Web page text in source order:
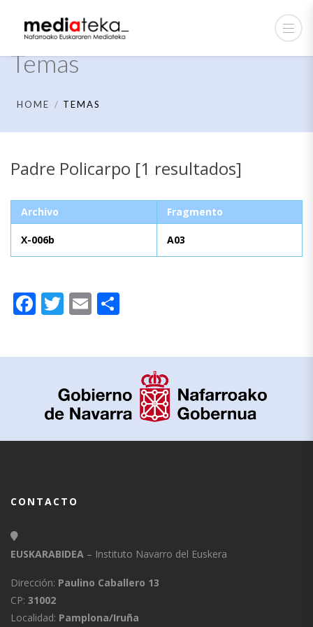
Temas
HOME TEMAS
Padre Policarpo [1 resultados]
Archivo Fragmento
X-006b A03
Facebook
Twitter
Email
CONTACTO
EUSKARABIDEA – Instituto Navarro del Euskera
Dirección: Paulino Caballero 13
CP: 31002
Localidad: Pamplona/Iruña